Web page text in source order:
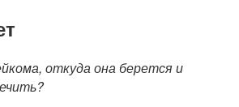
откуда она берется и